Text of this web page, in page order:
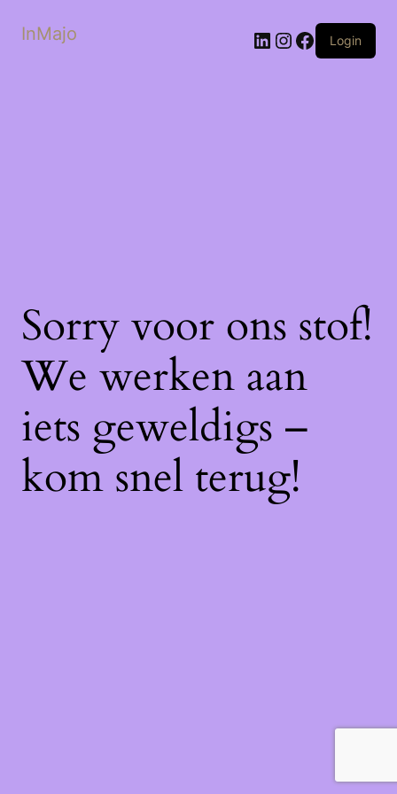
InMajo LinkedIn
Instagram
Facebook
Login
Sorry voor ons stof!
We werken aan
iets geweldigs –
kom snel terug!